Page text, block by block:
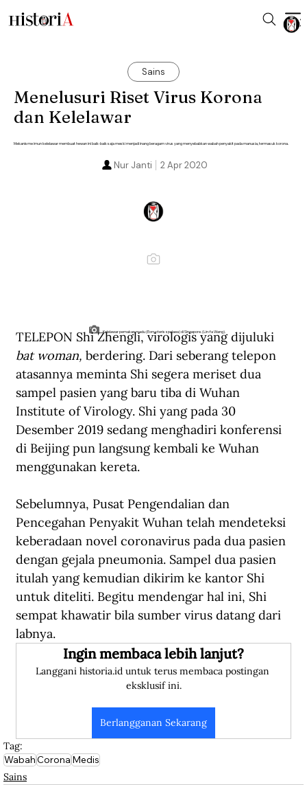
Sains
Menelusuri Riset Virus Korona
dan Kelelawar
Mekanisme imun kelelawar membuat hewan ini baik-baik saja meski menjadi inang beragam virus yang menyebabkan wabah penyakit pada manusia, termasuk korona.
2 Apr 2020
Nur Janti
Kelelawar pemakan madu (Eonycteris spelaea) di Singapore. (Lin-fa Wang).
TELEPON Shi Zhengli, virologis yang dijuluki
bat woman, berdering. Dari seberang telepon
atasannya meminta Shi segera meriset dua
sampel pasien yang baru tiba di Wuhan
Institute of Virology. Shi yang pada 30
Desember 2019 sedang menghadiri konferensi
di Beijing pun langsung kembali ke Wuhan
menggunakan kereta.
Sebelumnya, Pusat Pengendalian dan
Pencegahan Penyakit Wuhan telah mendeteksi
keberadaan novel coronavirus pada dua pasien
dengan gejala pneumonia. Sampel dua pasien
itulah yang kemudian dikirim ke kantor Shi
untuk diteliti. Begitu mendengar hal ini, Shi
sempat khawatir bila sumber virus datang dari
labnya.
Ingin membaca lebih lanjut?
Langgani historia.id untuk terus membaca postingan
eksklusif ini.
Berlangganan Sekarang
Tag:
WabahCoronaMedis
Sains